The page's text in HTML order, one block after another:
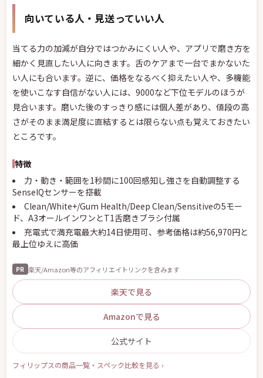
向いている人・見送っていい人
当てる力の加減が自分ではつかみにくい人や、アプリで磨き方を
細かく見直したい人に向きます。舌のケアまで一台でまかないた
い人にも合います。逆に、価格をなるべく抑えたい人や、多機能
を使いこなす自信がない人には、9000など下位モデルのほうが
見合います。磨いた後のすっきり感には個人差があり、値段の高
さがそのまま満足度に直結するとは限らない点も覚えておきたい
ところです。
特徴
力・動き・範囲を1秒間に100回感知し強さを自動調整する
SenseIQセンサーを搭載
Clean/White+/Gum Health/Deep Clean/Sensitiveの5モー
ド、A3オールインワンとT1舌磨きブラシ付属
充電式で満充電最大約14日使用可、参考価格は約56,970円と
最上位ゆえに高価
PR 楽天/Amazon等のアフィリエイトリンクを含みます
楽天で見る
Amazonで見る
公式サイト
フィリップスの商品一覧・スペック比較を見る ›